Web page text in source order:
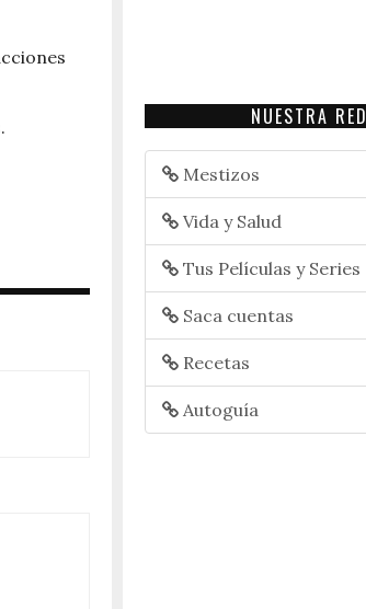
NUESTRA RED
Mestizos
Vida y Salud
Tus Películas y Series
Saca cuentas
Recetas
Autoguía